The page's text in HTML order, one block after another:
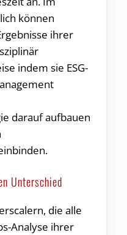
können
ihrer
indem sie ESG-
darauf aufbauen
Unterschied
die alle
Analyse ihrer